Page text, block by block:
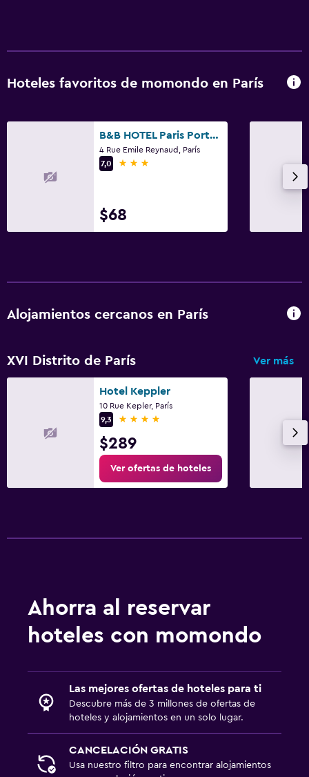
Hoteles favoritos de momondo en París
B&B HOTEL Paris Porte de la Villette
4 Rue Emile Reynaud, París
7,0
3 estrellas
$68
Alojamientos cercanos en París
XVI Distrito de París Ver más
Hotel Keppler
10 Rue Kepler, París
9,3
4 estrellas
$289
Ver ofertas de hoteles
Ahorra al reservar
hoteles con momondo
Las mejores ofertas de hoteles para ti
Descubre más de 3 millones de ofertas de
hoteles y alojamientos en un solo lugar.
CANCELACIÓN GRATIS
Usa nuestro filtro para encontrar alojamientos